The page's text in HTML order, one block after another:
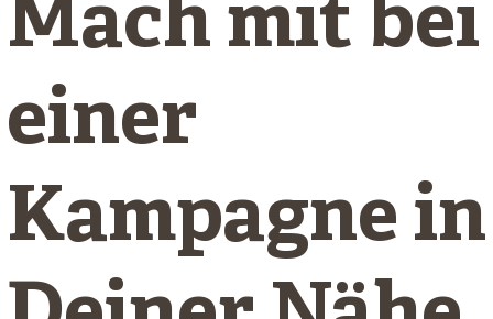
Mach mit bei
einer
Kampagne in